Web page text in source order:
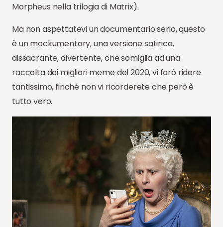
Morpheus nella trilogia di Matrix).
Ma non aspettatevi un documentario serio, questo
è un mockumentary, una versione satirica,
dissacrante, divertente, che somiglia ad una
raccolta dei migliori meme del 2020, vi farò ridere
tantissimo, finché non vi ricorderete che però è
tutto vero.